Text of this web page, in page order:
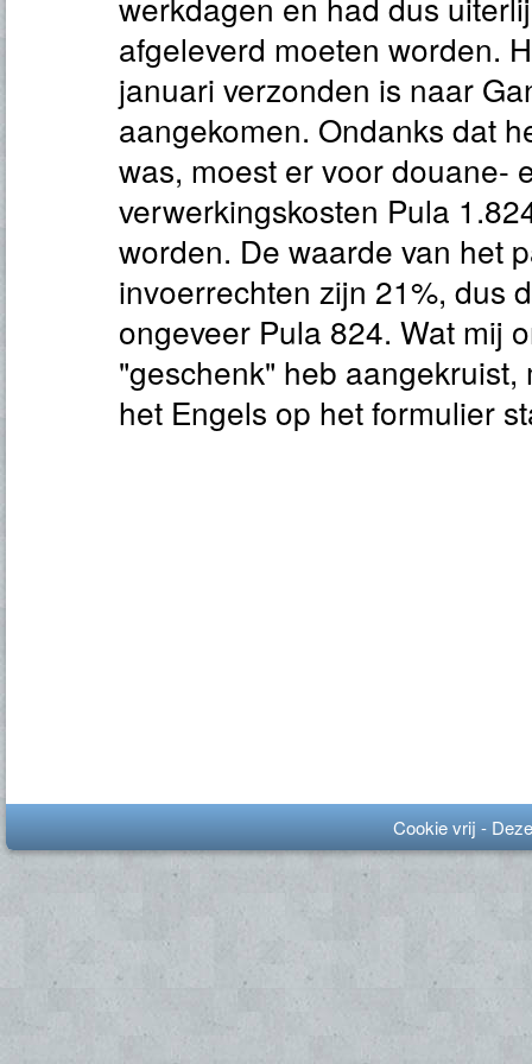
afgeleverd moeten worden.
januari verzonden is naar
aangekomen. Ondanks dat
was, moest er voor douane-
verwerkingskosten Pula
worden. De waarde van het
invoerrechten zijn 21%, dus
ongeveer Pula 824. Wat mij
"geschenk" heb
het Engels op het formulier
Cookie vrij -